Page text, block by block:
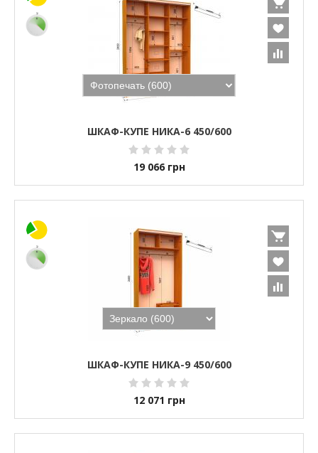
ШКАФ-КУПЕ НИКА-6 450/600
19 066 грн
ШКАФ-КУПЕ НИКА-9 450/600
12 071 грн